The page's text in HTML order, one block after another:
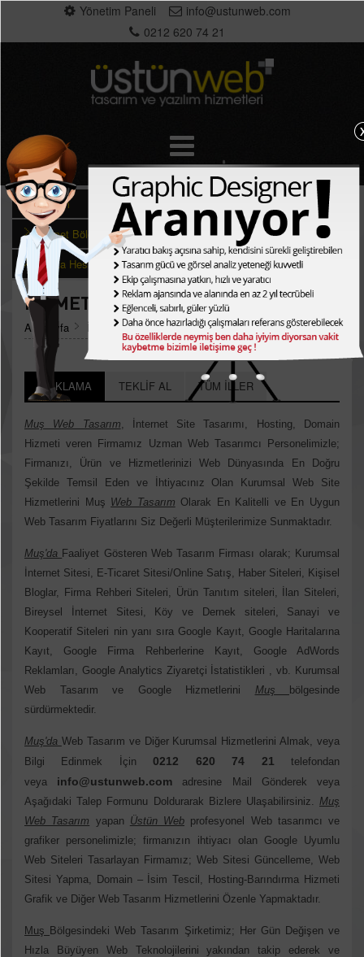
Yönetim Paneli
info@ustunweb.com
0212 620 74 21
İletişim
Hizmet Bölgeleri
Banka Hesaplarımız
HİZMET BÖLGELERİ
Anasayfa İletişim Hizmet Bölgeleri
AÇIKLAMA TEKLİF AL TÜM İLLER
Muş Web Tasarım, İnternet Site Tasarımı, Hosting, Domain
Hizmeti veren Firmamız Uzman Web Tasarımcı Personelimizle;
Firmanızı, Ürün ve Hizmetlerinizi Web Dünyasında En Doğru
Şekilde Temsil Eden ve İhtiyacınız Olan Kurumsal Web Site
Hizmetlerini Muş Web Tasarım Olarak En Kalitelli ve En Uygun
Web Tasarım Fiyatlarını Siz Değerli Müşterilerimize Sunmaktadır.
Muş'da Faaliyet Gösteren Web Tasarım Firması olarak; Kurumsal
İnternet Sitesi, E-Ticaret Sitesi/Online Satış, Haber Siteleri, Kişisel
Bloglar, Firma Rehberi Siteleri, Ürün Tanıtım siteleri, İlan Siteleri,
Bireysel İnternet Sitesi, Köy ve Dernek siteleri, Sanayi ve
Kooperatif Siteleri nin yanı sıra Google Kayıt, Google Haritalarına
Kayıt, Google Firma Rehberlerine Kayıt, Google AdWords
Reklamları, Google Analytics Ziyaretçi İstatistikleri , vb. Kurumsal
Web Tasarım ve Google Hizmetlerini Muş
bölgesinde
sürdürmektedir.
Muş'da Web Tasarım ve Diğer Kurumsal Hizmetlerini Almak, veya
Bilgi Edinmek İçin
0212 620 74 21 telefondan
veya
info@ustunweb.com
adresine Mail Gönderek veya
Aşağıdaki Talep Formunu Doldurarak Bizlere Ulaşabilirsiniz. Muş
Web Tasarım yapan Üstün Web profesyonel Web tasarımcı ve
grafiker personelimizle; firmanızın ihtiyacı olan Google Uyumlu
Web Siteleri Tasarlayan Firmamız; Web Sitesi Güncelleme, Web
Sitesi Yapma, Domain – İsim Tescil, Hosting-Barındırma Hizmeti
Grafik ve Diğer Web Tasarım Hizmetlerini Özenle Yapmaktadır.
Muş Bölgesindeki Web Tasarım Şirketimiz; Her Gün Değişen ve
Hızla Büyüyen Web Teknolojilerini yakından takip ederek ve